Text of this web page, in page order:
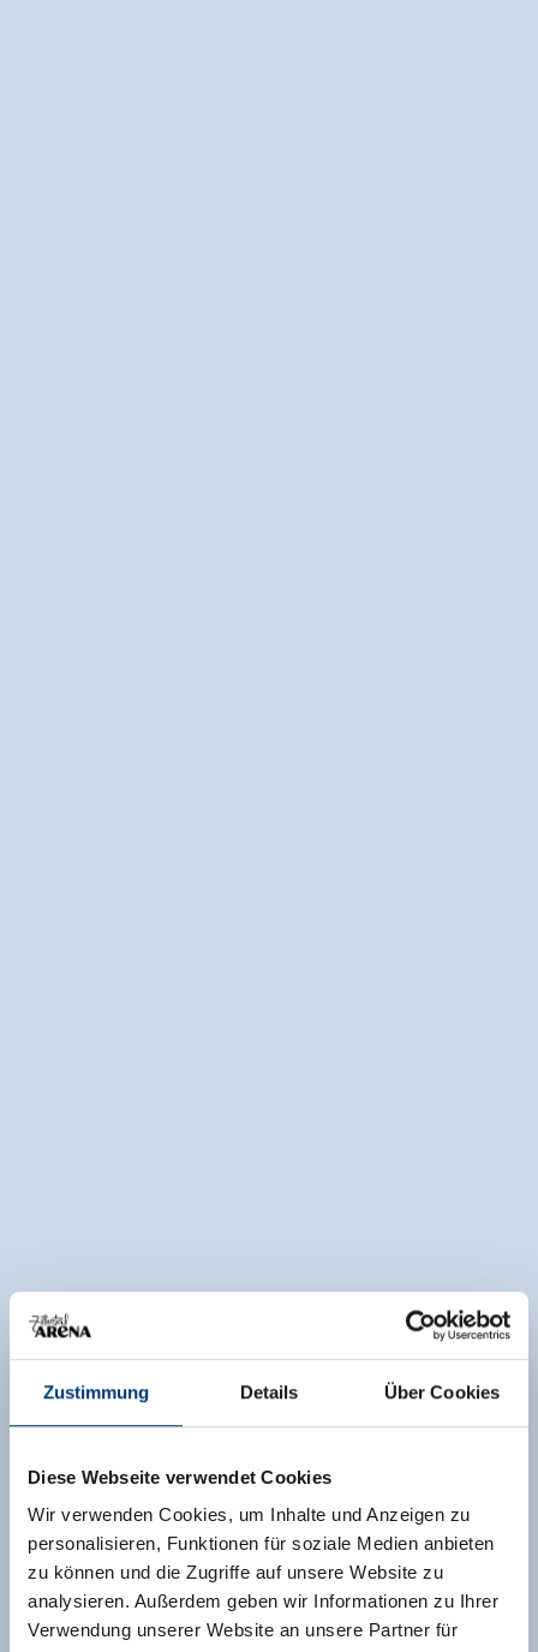
Zustimmung Details Über Cookies
Diese Webseite verwendet Cookies
Wir verwenden Cookies, um Inhalte und Anzeigen zu
personalisieren, Funktionen für soziale Medien anbieten
zu können und die Zugriffe auf unsere Website zu
analysieren. Außerdem geben wir Informationen zu Ihrer
Verwendung unserer Website an unsere Partner für